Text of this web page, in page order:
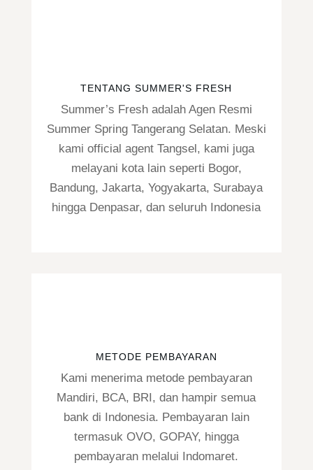
TENTANG SUMMER'S FRESH
Summer’s Fresh adalah Agen Resmi
Summer Spring Tangerang Selatan. Meski
kami official agent Tangsel, kami juga
melayani kota lain seperti Bogor,
Bandung, Jakarta, Yogyakarta, Surabaya
hingga Denpasar, dan seluruh Indonesia
METODE PEMBAYARAN
Kami menerima metode pembayaran
Mandiri, BCA, BRI, dan hampir semua
bank di Indonesia. Pembayaran lain
termasuk OVO, GOPAY, hingga
pembayaran melalui Indomaret.